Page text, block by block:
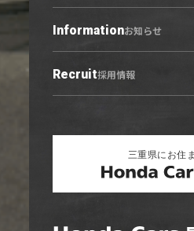
営業日カレンダー
会社概要トップ
ご利用にあたって
プライバシーポリシー
Informationお知らせ
お知らせトップ
ニュース
Recruit採用情報